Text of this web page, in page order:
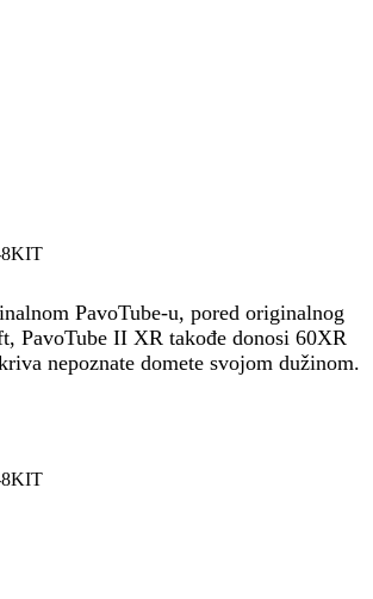
PavoTube-u, pored originalnog
PavoTube II XR takođe donosi 60XR
nepoznate domete svojom dužinom.